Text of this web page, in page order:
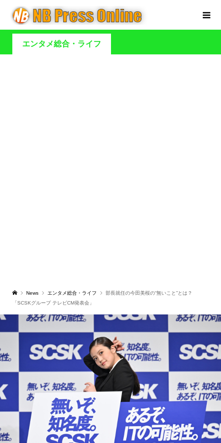
エンタメ総合・ライフ
News エンタメ総合・ライフ
部長就任の今田美桜の“無いこと”とは？
「SCSKグループ テレビCM発表会」